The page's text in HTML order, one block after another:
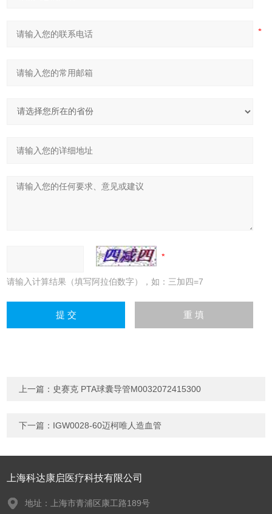
请输入计算结果（填写阿拉伯数字），如：三加四=7
上一篇： 史赛克 PTA球囊导管M0032072415300
下一篇： IGW0028-60迈柯唯人造血管
上海科达康启医疗科技有限公司
地址：上海市青浦区康工路189号